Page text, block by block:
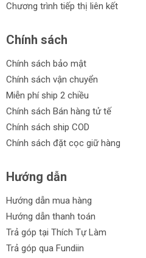
Chương trình tiếp thị liên kết
Chính sách
Chính sách bảo mật
Chính sách vận chuyển
Miễn phí ship 2 chiều
Chính sách Bán hàng tử tế
Chính sách ship COD
Chính sách đặt cọc giữ hàng
Hướng dẫn
Hướng dẫn mua hàng
Hướng dẫn thanh toán
Trả góp tại Thích Tự Làm
Trả góp qua Fundiin